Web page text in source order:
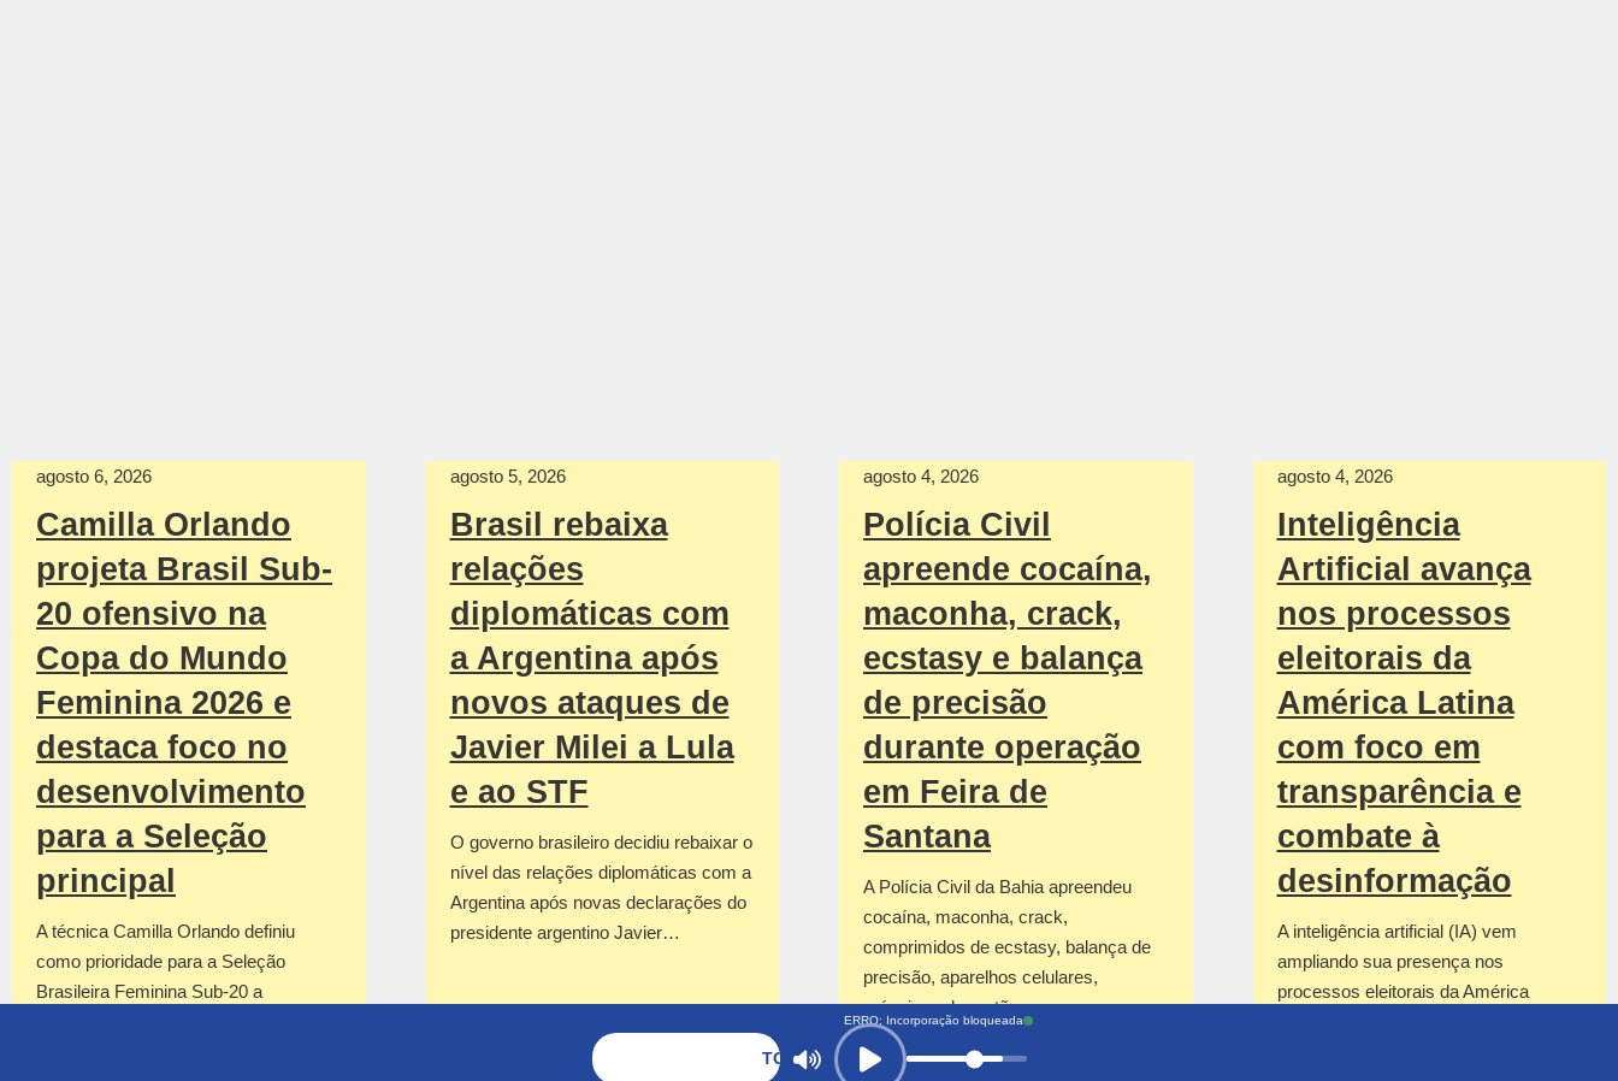
agosto 6, 2026
Camilla Orlando
projeta Brasil Sub-
20 ofensivo na
Copa do Mundo
Feminina 2026 e
destaca foco no
desenvolvimento
para a Seleção
principal
A técnica Camilla Orlando definiu
como prioridade para a Seleção
Brasileira Feminina Sub-20 a
agosto 5, 2026
Brasil rebaixa
relações
diplomáticas com
a Argentina após
novos ataques de
Javier Milei a Lula
e ao STF
O governo brasileiro decidiu rebaixar o
nível das relações diplomáticas com a
Argentina após novas declarações do
presidente argentino Javier…
agosto 4, 2026
Polícia Civil
apreende cocaína,
maconha, crack,
ecstasy e balança
de precisão
durante operação
em Feira de
Santana
A Polícia Civil da Bahia apreendeu
cocaína, maconha, crack,
comprimidos de ecstasy, balança de
precisão, aparelhos celulares,
máquinas de cartão…
agosto 4, 2026
Inteligência
Artificial avança
nos processos
eleitorais da
América Latina
com foco em
transparência e
combate à
desinformação
A inteligência artificial (IA) vem
ampliando sua presença nos
processos eleitorais da América
ERRO: Incorporação bloqueada
TOCANDO AGORA